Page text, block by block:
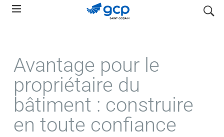
Skip
search
Avantage pour le
propriétaire du
bâtiment : construire
en toute confiance